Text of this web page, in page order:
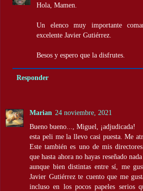
Hola, Mamen.
Un elenco muy importante
excelente Javier Gutiérrez.
Besos y espero que la disfrutes.
Responder
Marian 24 noviembre, 2021
Bueno bueno..., Miguel, ¡adjudicada!
esta peli me la llevo casi puesta. Me
Este también es uno de mis
que hasta ahora no hayas reseñado
aunque bien distintas entre sí, me
Javier Gutiérrez te cuento que me
incluso en los pocos papeles serios